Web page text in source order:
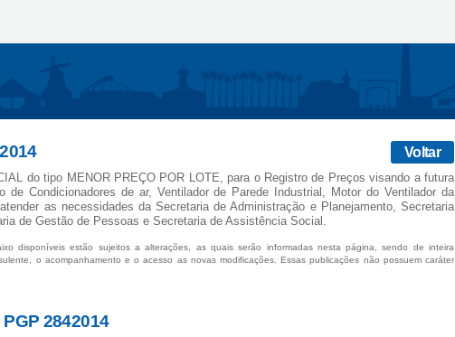
Voltar
do tipo MENOR PREÇO POR LOTE, para o Registro de Preços visando a futura
de Condicionadores de ar, Ventilador de Parede Industrial, Motor do Ventilador da
as necessidades da Secretaria de Administração e Planejamento, Secretaria
de Gestão de Pessoas e Secretaria de Assistência Social.
disponíveis estão sujeitos a alterações, as quais serão informadas nesta página, sendo de inteira
o acompanhamento e o acesso as novas modificações. Essas publicações não possuem caráter
2842014